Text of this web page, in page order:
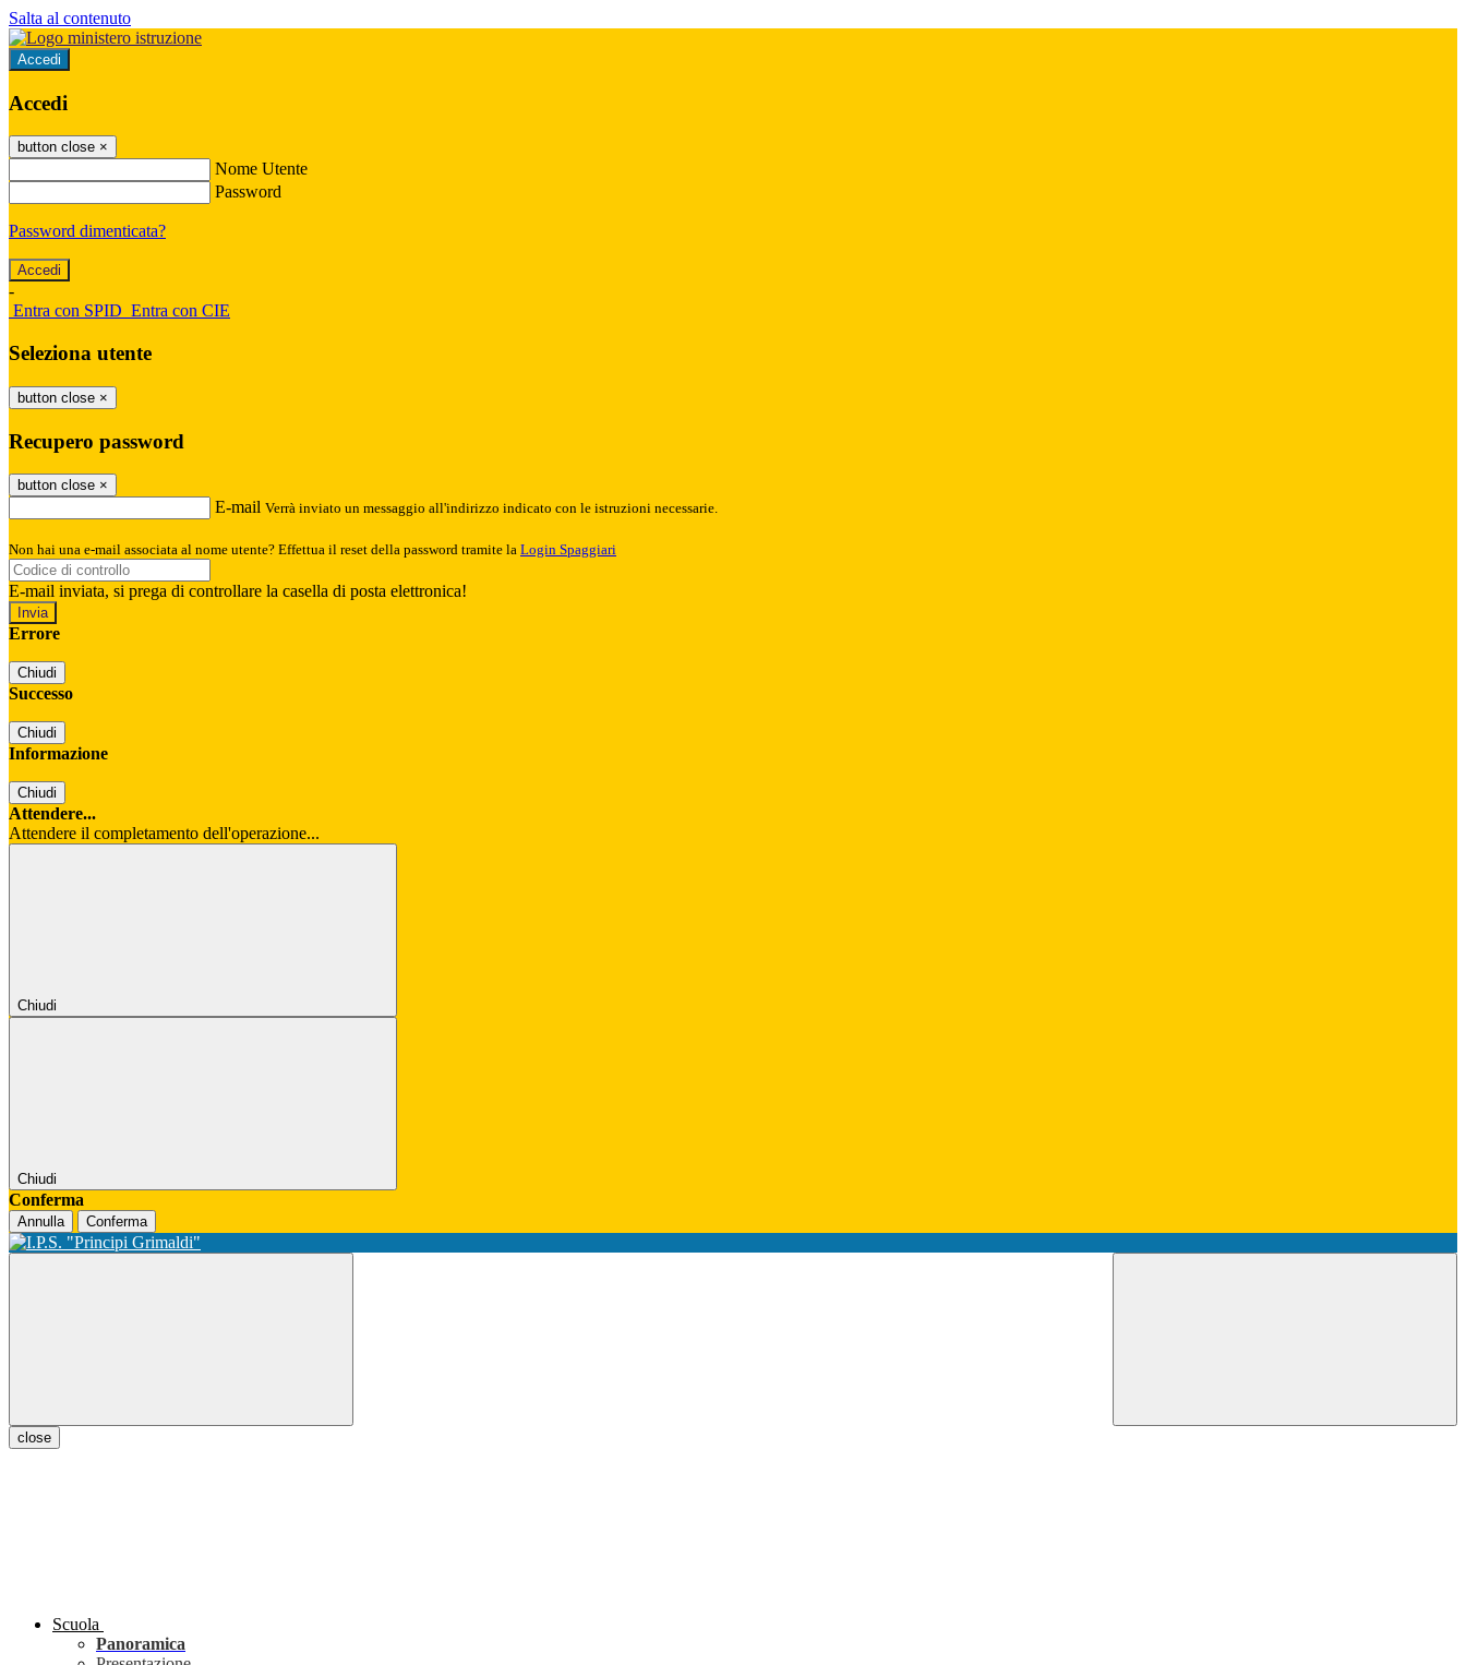
Salta al contenuto
Accedi
Accedi
button close ×
Nome Utente
Password
Password dimenticata?
-
Entra con SPID Entra con CIE
Seleziona utente
button close ×
Recupero password
button close ×
E-mail Verrà inviato un messaggio all'indirizzo indicato con le istruzioni necessarie.
Non hai una e-mail associata al nome utente? Effettua il reset della password tramite la Login Spaggiari
E-mail inviata, si prega di controllare la casella di posta elettronica!
Errore
Chiudi
Successo
Chiudi
Informazione
Chiudi
Attendere...
Attendere il completamento dell'operazione...
Chiudi
Chiudi
Conferma
Annulla Conferma
close
Scuola
Panoramica